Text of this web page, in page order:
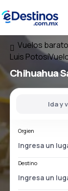
Vuelos
Luis Potosí
Chihuahua
Ida y
Orgien
Destino